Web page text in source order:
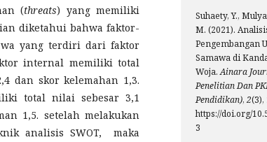
(threats) yang memiliki
diketahui bahwa faktor-
yang terdiri dari faktor
internal memiliki total
dan skor kelemahan 1,3.
total nilai sebesar 3,1
1,5. setelah melakukan
analisis SWOT, maka
Suhaety, Y.,
M. (2021).
Pengembangan
Samawa di
Woja.Ainara
Penelitian Dan
Pendidikan), 2(3),
https://doi.org/
3